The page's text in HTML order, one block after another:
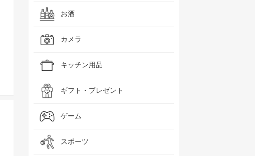
お酒
カメラ
キッチン用品
ギフト・プレゼント
ゲーム
スポーツ